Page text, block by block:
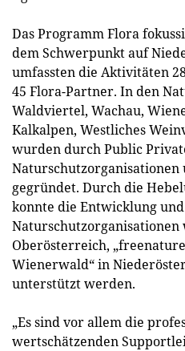
Das Programm Flora
dem Schwerpunkt auf
umfassten die Aktivitäten
45 Flora-Partner. In den
Waldviertel, Wachau,
Kalkalpen, Westliches
wurden durch Public
Naturschutzorganisationen
gegründet. Durch die
konnte die Entwicklung
Naturschutzorganisationen
Oberösterreich,
Wienerwald“ in
unterstützt werden.
„Es sind vor allem die
wertschätzenden